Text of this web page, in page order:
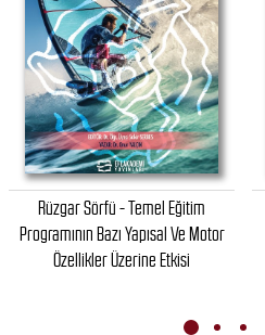
Rüzgar Sörfü - Temel Eğitim
Programının Bazı Yapısal Ve Motor
Özellikler Üzerine Etkisi